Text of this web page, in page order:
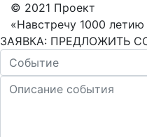
© 2021 Проект
«Навстречу 1000 летию
ЗАЯВКА: ПРЕДЛОЖИТЬ